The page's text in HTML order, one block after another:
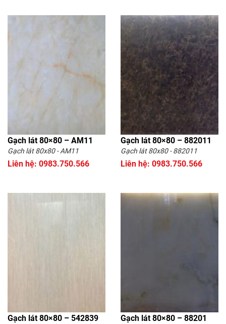
Gạch lát 80×80 – AM11
Gạch lát 80x80 - AM11
Liên hệ: 0983.750.566
Gạch lát 80×80 – 882011
Gạch lát 80x80 - 882011
Liên hệ: 0983.750.566
Gạch lát 80×80 – 542839 Gạch lát 80×80 – 88201